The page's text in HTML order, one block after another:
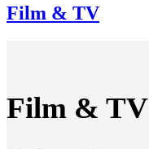
Film & TV
Film & TV